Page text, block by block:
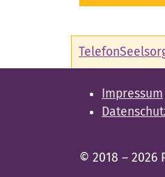
Impressum
© 2018 – 2026